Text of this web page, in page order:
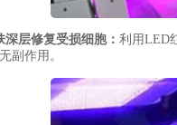
深层修复受损细胞： 利用LED
副作用。